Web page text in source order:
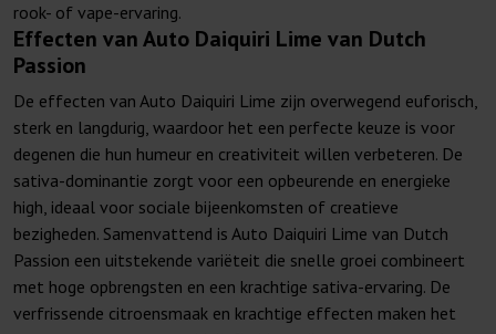
rook- of vape-ervaring.
Effecten van Auto Daiquiri Lime van Dutch
Passion
De effecten van Auto Daiquiri Lime zijn overwegend euforisch,
sterk en langdurig, waardoor het een perfecte keuze is voor
degenen die hun humeur en creativiteit willen verbeteren. De
sativa-dominantie zorgt voor een opbeurende en energieke
high, ideaal voor sociale bijeenkomsten of creatieve
bezigheden. Samenvattend is Auto Daiquiri Lime van Dutch
Passion een uitstekende variëteit die snelle groei combineert
met hoge opbrengsten en een krachtige sativa-ervaring. De
verfrissende citroensmaak en krachtige effecten maken het